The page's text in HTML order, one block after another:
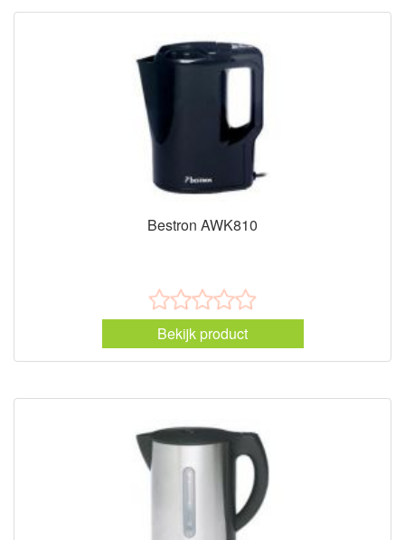
Bestron AWK810
Bekijk product